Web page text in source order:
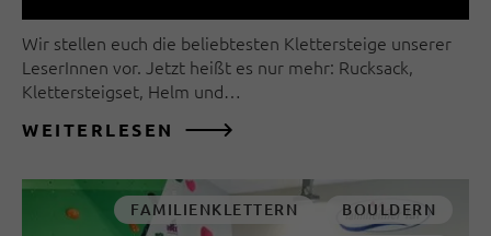
Wir stellen euch die beliebtesten Klettersteige unserer
LeserInnen vor. Jetzt heißt es nur mehr: Rucksack,
Klettersteigset, Helm und…
WEITERLESEN
FAMILIENKLETTERN
BOULDERN